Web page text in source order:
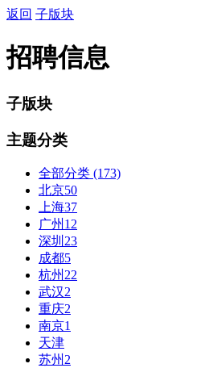
返回 子版块
招聘信息
子版块
主题分类
全部分类 (173)
北京50
上海37
广州 12
深圳 23
成都5
杭州 22
武汉2
重庆2
南京1
天津
苏州 2